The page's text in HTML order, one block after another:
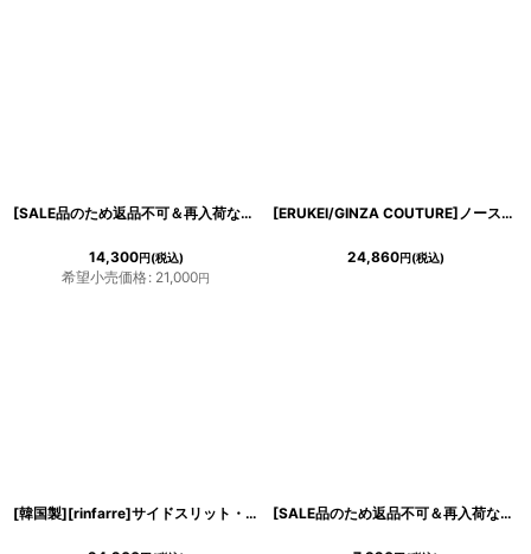
[SALE品のため返品不可＆再入荷なしの現品限り][韓国製][rinfarre]シンプル・
14,300円(税込)
希望小売価格: 21,000円
[ERUKEI/GINZA COUTURE]ノースリーブ・Vネック・タック・
24,860円(税込)
[韓国製][rinfarre]サイドスリット・シンプル・シャイニー・ サテン生地・ノー
[SALE品のため返品不可＆再入荷なしの現品限り][Glitter][山崎みどり着用][姉ageha]